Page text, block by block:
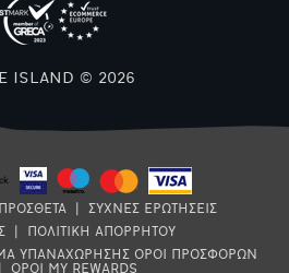
ISLAND © 2026
ΠΡΟΣΘΕΤΑ
ΣΥΧΝΕΣ ΕΡΩΤΗΣΕΙΣ
ΠΟΛΙΤΙΚΗ ΑΠΟΡΡΗΤΟΥ
ΥΠΑΝΑΧΩΡΗΣΗΣ ΟΡΟΙ ΠΡΟΣΦΟΡΩΝ
ΟΡΟΙ MY REWARDS